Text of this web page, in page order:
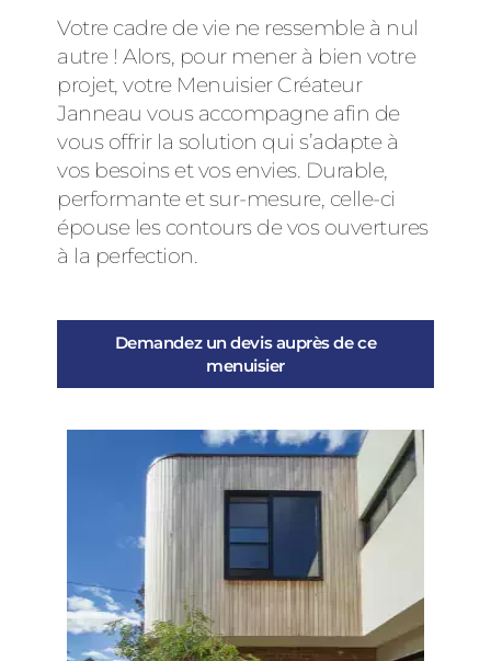
Votre cadre de vie ne ressemble à nul
autre ! Alors, pour mener à bien votre
projet, votre Menuisier Créateur
Janneau vous accompagne afin de
vous offrir la solution qui s’adapte à
vos besoins et vos envies. Durable,
performante et sur-mesure, celle-ci
épouse les contours de vos ouvertures
à la perfection.
Demandez un devis auprès de ce
menuisier